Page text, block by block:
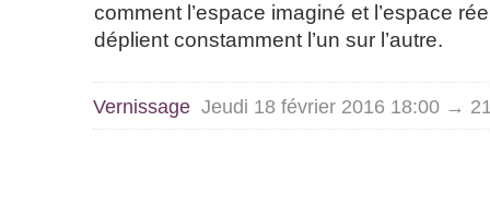
comment l’espace imaginé et l’espace
déplient constamment l’un sur l’autre.
Vernissage Jeudi 18 février 2016 18:00 →